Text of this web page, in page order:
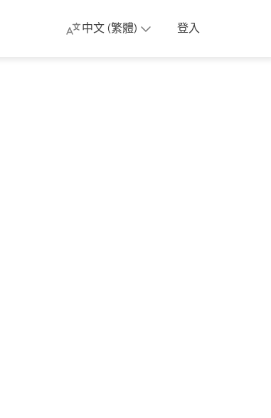
中文 (繁體) 登入